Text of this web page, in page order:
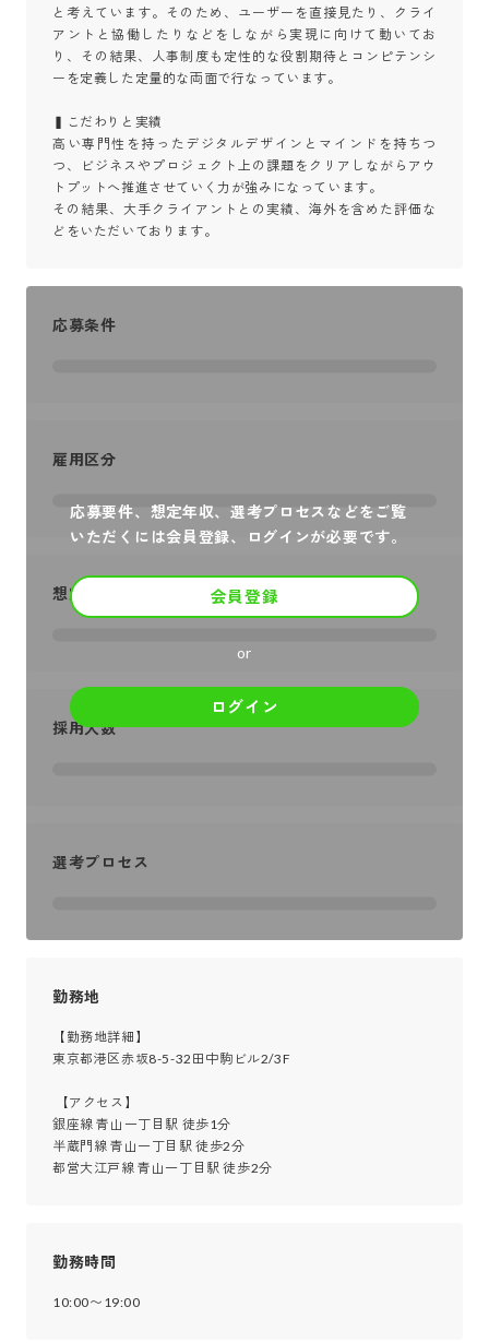
と考えています。そのため、ユーザーを直接見たり、クライ
アントと協働したりなどをしながら実現に向けて動いてお
り、その結果、人事制度も定性的な役割期待とコンピテンシ
ーを定義した定量的な両面で行なっています。
▍こだわりと実績
高い専門性を持ったデジタルデザインとマインドを持ちつ
つ、ビジネスやプロジェクト上の課題をクリアしながらアウ
トプットへ推進させていく力が強みになっています。
その結果、大手クライアントとの実績、海外を含めた評価な
どをいただいております。
応募要件、想定年収、選考プロセスなどをご覧
いただくには会員登録、ログインが必要です。
会員登録
or
ログイン
応募条件
雇用区分
想定年収
採用人数
選考プロセス
勤務地
【勤務地詳細】
東京都港区赤坂8-5-32田中駒ビル2/3F
銀座線 青山一丁目駅 徒歩1分
半蔵門線 青山一丁目駅 徒歩2分
都営大江戸線 青山一丁目駅 徒歩2分
勤務時間
10:00〜19:00